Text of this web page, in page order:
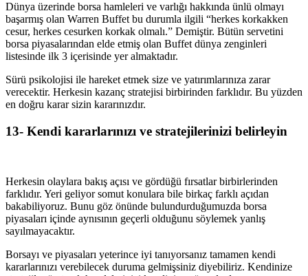
Dünya üzerinde borsa hamleleri ve varlığı hakkında ünlü olmayı
başarmış olan Warren Buffet bu durumla ilgili “herkes korkakken
cesur, herkes cesurken korkak olmalı.” Demiştir. Bütün servetini
borsa piyasalarından elde etmiş olan Buffet dünya zenginleri
listesinde ilk 3 içerisinde yer almaktadır.
Sürü psikolojisi ile hareket etmek size ve yatırımlarınıza zarar
verecektir. Herkesin kazanç stratejisi birbirinden farklıdır. Bu yüzden
en doğru karar sizin kararınızdır.
13- Kendi kararlarınızı ve stratejilerinizi belirleyin
Herkesin olaylara bakış açısı ve gördüğü fırsatlar birbirlerinden
farklıdır. Yeri geliyor somut konulara bile birkaç farklı açıdan
bakabiliyoruz. Bunu göz önünde bulundurduğumuzda borsa
piyasaları içinde aynısının geçerli olduğunu söylemek yanlış
sayılmayacaktır.
Borsayı ve piyasaları yeterince iyi tanıyorsanız tamamen kendi
kararlarınızı verebilecek duruma gelmişsiniz diyebiliriz. Kendinize